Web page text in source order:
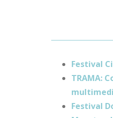
Festival
TRAMA:
Festival